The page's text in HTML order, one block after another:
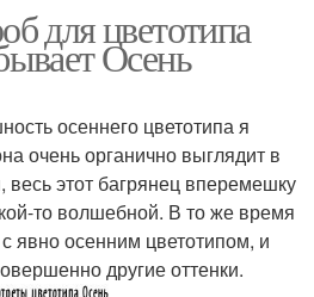
для цветотипа
Осень
осеннего цветотипа я
очень органично выглядит в
весь этот багрянец вперемешку
то волшебной. В то же время
явно осенним цветотипом, и
другие оттенки.